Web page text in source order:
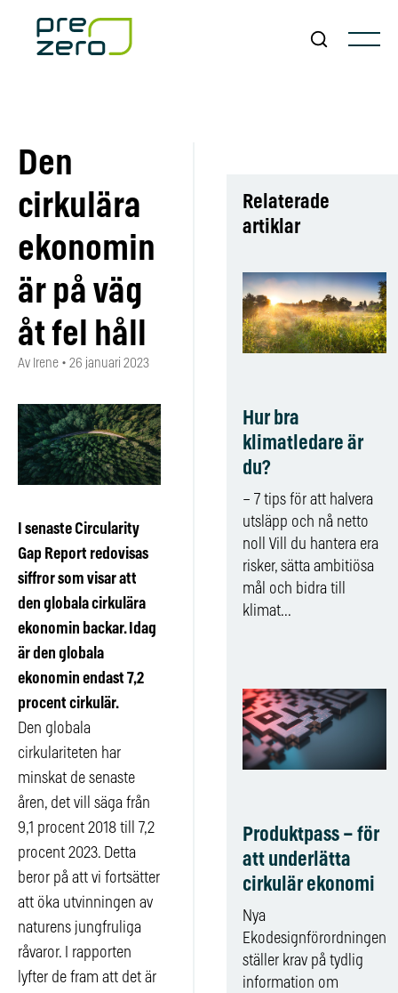
Den
cirkulära
ekonomin
är på väg
åt fel håll
Av Irene • 26 januari 2023
I senaste Circularity
Gap Report redovisas
siffror som visar att
den globala cirkulära
ekonomin backar. Idag
är den globala
ekonomin endast 7,2
procent cirkulär.
Den globala
cirkulariteten har
minskat de senaste
åren, det vill säga från
9,1 procent 2018 till 7,2
procent 2023. Detta
beror på att vi fortsätter
att öka utvinningen av
naturens jungfruliga
råvaror. I rapporten
lyfter de fram att det är
Relaterade
artiklar
Hur bra
klimatledare är
du?
– 7 tips för att halvera
utsläpp och nå netto
noll Vill du hantera era
risker, sätta ambitiösa
mål och bidra till
klimat...
Produktpass – för
att underlätta
cirkulär ekonomi
Nya
Ekodesignförordningen
ställer krav på tydlig
information om